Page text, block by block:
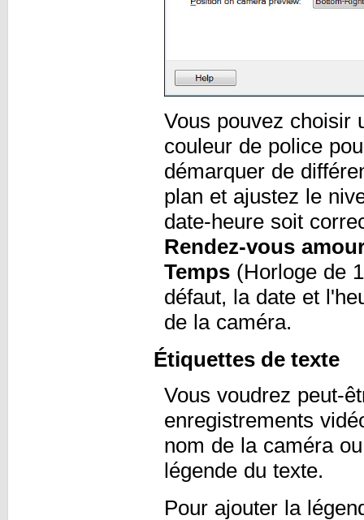
Vous pouvez choisir
couleur de police
démarquer de
plan et ajustez le
date-heure soit
Rendez-vous
Temps (Horloge de
défaut, la date et
de la caméra.
Étiquettes de texte
Vous voudrez peut-
enregistrements
nom de la caméra
légende du texte.
Pour ajouter la